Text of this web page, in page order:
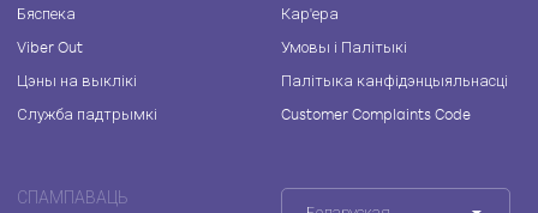
Бяспека
Viber Out
Цэны на выклікі
Служба падтрымкі
Кар'ера
Умовы і Палітыкі
Палітыка канфідэнцыяльнасці
Customer Complaints Code
СПАМПАВАЦЬ